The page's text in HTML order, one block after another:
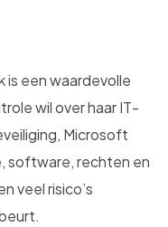
is een waardevolle
wil over haar IT-
Microsoft
software, rechten en
veel risico’s